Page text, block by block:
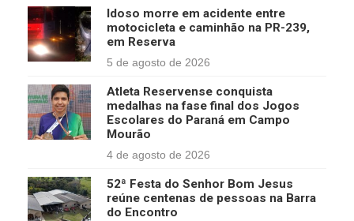
Idoso morre em acidente entre
motocicleta e caminhão na PR-239,
em Reserva
5 de agosto de 2026
Atleta Reservense conquista
medalhas na fase final dos Jogos
Escolares do Paraná em Campo
Mourão
4 de agosto de 2026
52ª Festa do Senhor Bom Jesus
reúne centenas de pessoas na Barra
do Encontro